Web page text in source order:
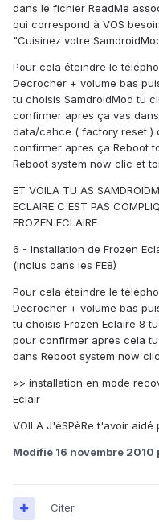
dans le fichier ReadMe
qui correspond à VOS
"Cuisinez votre
Pour cela éteindre le
Decrocher + volume bas
tu choisis SamdroidMod tu
confirmer apres ça vas
data/cahce ( factory reset )
confirmer apres ça Reboot
Reboot system now clic et
ET VOILA TU AS
ECLAIRE C'EST PAS
FROZEN ECLAIRE
6 - Installation de Frozen
(inclus dans les FE8)
Pour cela éteindre le
Decrocher + volume bas
tu choisis Frozen Eclaire 8
pour confirmer apres cela
dans Reboot system now
>> installation en mode
Eclair
VOILA J'éSPèRe t'avoir
Modifié 16 novembre 2010
Citer